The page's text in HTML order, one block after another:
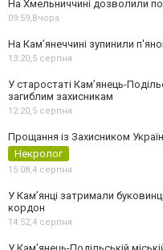
На Хмельниччині дозволили
09:59,Вчора
На Камʼянеччині зупинили
13:20,5 серпня
У старостаті Кам’янець-
загиблим захисникам
12:20,5 серпня
Прощання із Захисником
Некролог
15:08,4 серпня
У Кам’янці затримали
кордон
14:52,4 серпня